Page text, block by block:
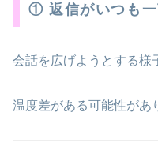
① 返信がいつも一
会話を広げようとする様
温度差がある可能性があ